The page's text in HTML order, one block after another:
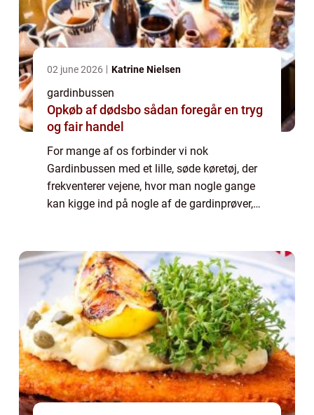
02 june 2026 Katrine Nielsen
gardinbussen
Opkøb af dødsbo sådan foregår en tryg
og fair handel
For mange af os forbinder vi nok
Gardinbussen med et lille, søde køretøj, der
frekventerer vejene, hvor man nogle gange
kan kigge ind på nogle af de gardinprøver,